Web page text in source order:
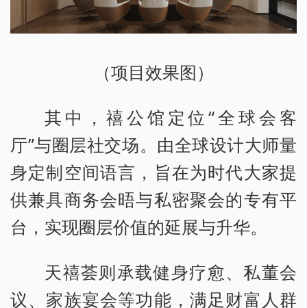
（项目效果图）
其中，禧公馆定位“全球会客
厅”与圈层社交场。由全球设计大师量
身定制空间语言，旨在为时代大家提
供兼具商务会晤与私密聚会的专有平
台，实现圈层价值的延展与升华。
天禧荟则承载健身疗愈、私董会
议、家族宴会等功能，满足财富人群